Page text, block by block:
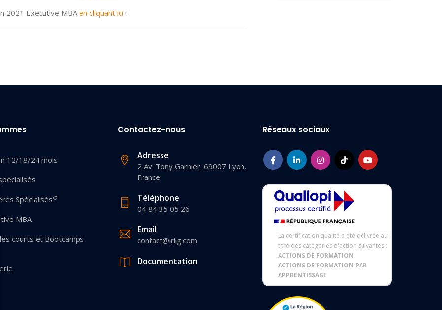
2021 Executive MBAen cliquant ici !
12/18/24 mois
spécialisés
Spécialisés®
MBA
courts et Bootcamps
Contactez-nous
Adresse
2 Av. Tony Garnier, 69007 Lyon,
France
Téléphone
04 84 35 05 26
Email
contact@iriig.com
Documentation
Réseaux sociaux
La certification qualité a été délivrée au
titre des catégories d'action suivantes :
ACTIONS DE FORMATION
ACTIONS DE FORMATION PAR
APPRENTISSAGE